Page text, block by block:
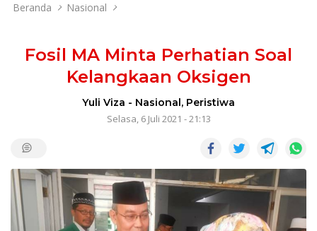
Beranda Nasional
Fosil MA Minta Perhatian Soal
Kelangkaan Oksigen
Yuli Viza - Nasional, Peristiwa
Selasa, 6 Juli 2021 - 21:13